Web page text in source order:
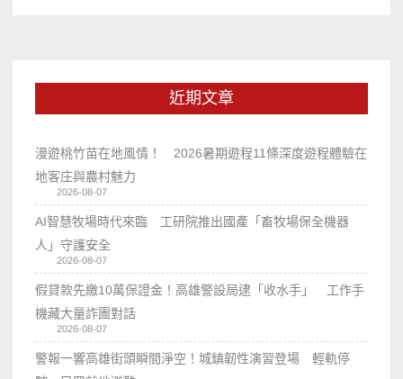
近期文章
漫遊桃竹苗在地風情！ 2026暑期遊程11條深度遊程體驗在
地客庄與農村魅力
2026-08-07
AI智慧牧場時代來臨 工研院推出國產「畜牧場保全機器
人」守護安全
2026-08-07
假貸款先繳10萬保證金！高雄警設局逮「收水手」 工作手
機藏大量詐團對話
2026-08-07
警報一響高雄街頭瞬間淨空！城鎮韌性演習登場 輕軌停